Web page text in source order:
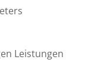
Leistungen